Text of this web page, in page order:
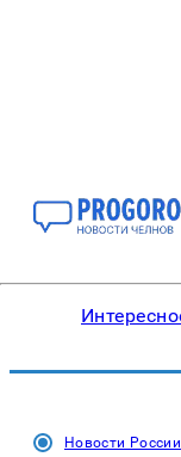
Новости России